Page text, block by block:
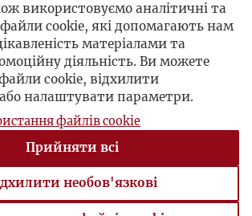
nr 12/38
nr 11/61
1952, nr 12/62
(fragment)
nr 6/92
використовуємо аналітичні та
cookie, які допомагають нам
матеріалами та
діяльність. Ви можете
cookie, відхилити
налаштувати параметри.
файлів cookie
Прийняти всі
необов'язкові